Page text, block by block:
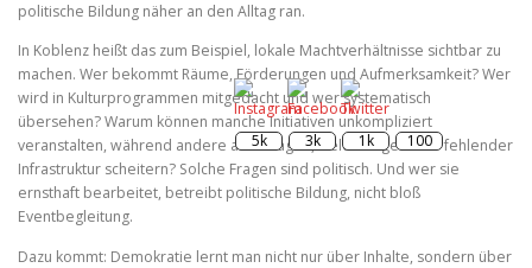
politische Bildung näher an den Alltag ran.
In Koblenz heißt das zum Beispiel, lokale Machtverhältnisse sichtbar zu
machen. Wer bekommt Räume, Förderungen und Aufmerksamkeit? Wer
wird in Kulturprogrammen mitgedacht und wer systematisch
übersehen? Warum können manche Initiativen unkompliziert
veranstalten, während andere an Auflagen, Geldmangel oder fehlender
Infrastruktur scheitern? Solche Fragen sind politisch. Und wer sie
ernsthaft bearbeitet, betreibt politische Bildung, nicht bloß
Eventbegleitung.
Dazu kommt: Demokratie lernt man nicht nur über Inhalte, sondern über
5k 3k 1k 100